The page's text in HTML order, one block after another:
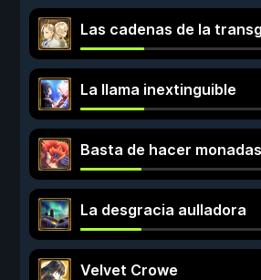
Las cadenas de la
La llama inextinguible
Basta de hacer monadas
La desgracia aulladora
Velvet Crowe